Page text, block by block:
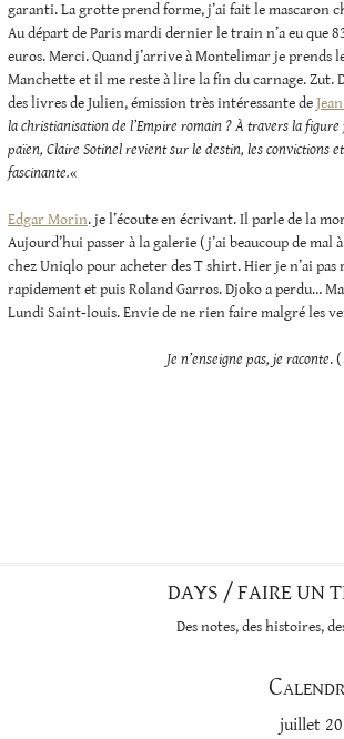
garanti. La grotte prend forme, j’ai fait le mascaron
Au départ de Paris mardi dernier le train n’a eu que
euros. Merci. Quand j’arrive à Montelimar je prends
Manchette et il me reste à lire la fin du carnage. Zut.
des livres de Julien, émission très intéressante de
la christianisation de l’Empire romain ?À travers la figure
païen, Claire Sotinel revient sur le destin, les convictions
fascinante.«
Edgar Morin. je l’écoute en écrivant. Il parle de la
Aujourd’hui passer à la galerie ( j’ai beaucoup de
chez Uniqlo pour acheter des T shirt. Hier je n’ai
rapidement et puis Roland Garros. Djoko a perdu…
Lundi Saint-louis. Envie de ne rien faire malgré les
Je n’enseigne pas, je raconte.
DAYS / FAIRE UN
Des notes, des histoires,
juillet